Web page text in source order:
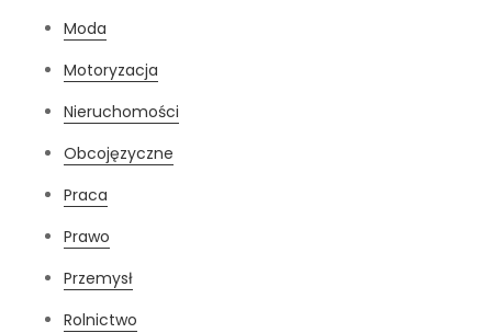
Moda
Motoryzacja
Nieruchomości
Obcojęzyczne
Praca
Prawo
Przemysł
Rolnictwo